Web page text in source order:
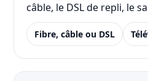
câble, le DSL de repli, le
Fibre, câble ou DSL